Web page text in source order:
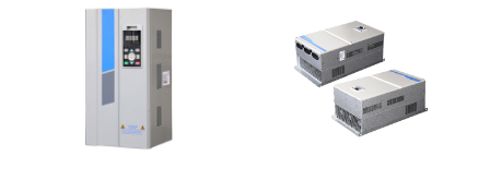
предварительный
нагрев перед
сваркой/PWHT